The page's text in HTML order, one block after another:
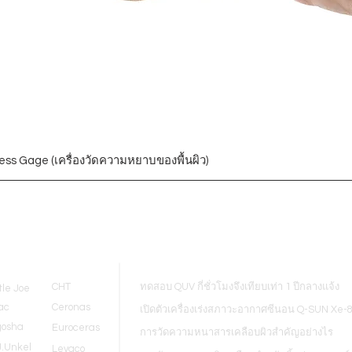
Gage (เครื่องวัดความหยาบของพื้นผิว)
ทดสอบ QUV กี่ชั่วโมงจึงเทียบเท่า 1 ปีกลางแจ้ง
เปิดตัวเครื่องเร่งสภาวะอากาศซีนอน Q-SUN Xe-8
การวัดความหนาสารเคลือบผิวสำคัญอย่างไร
Joe
CHT
Ceronas
Euroceras
Levaco